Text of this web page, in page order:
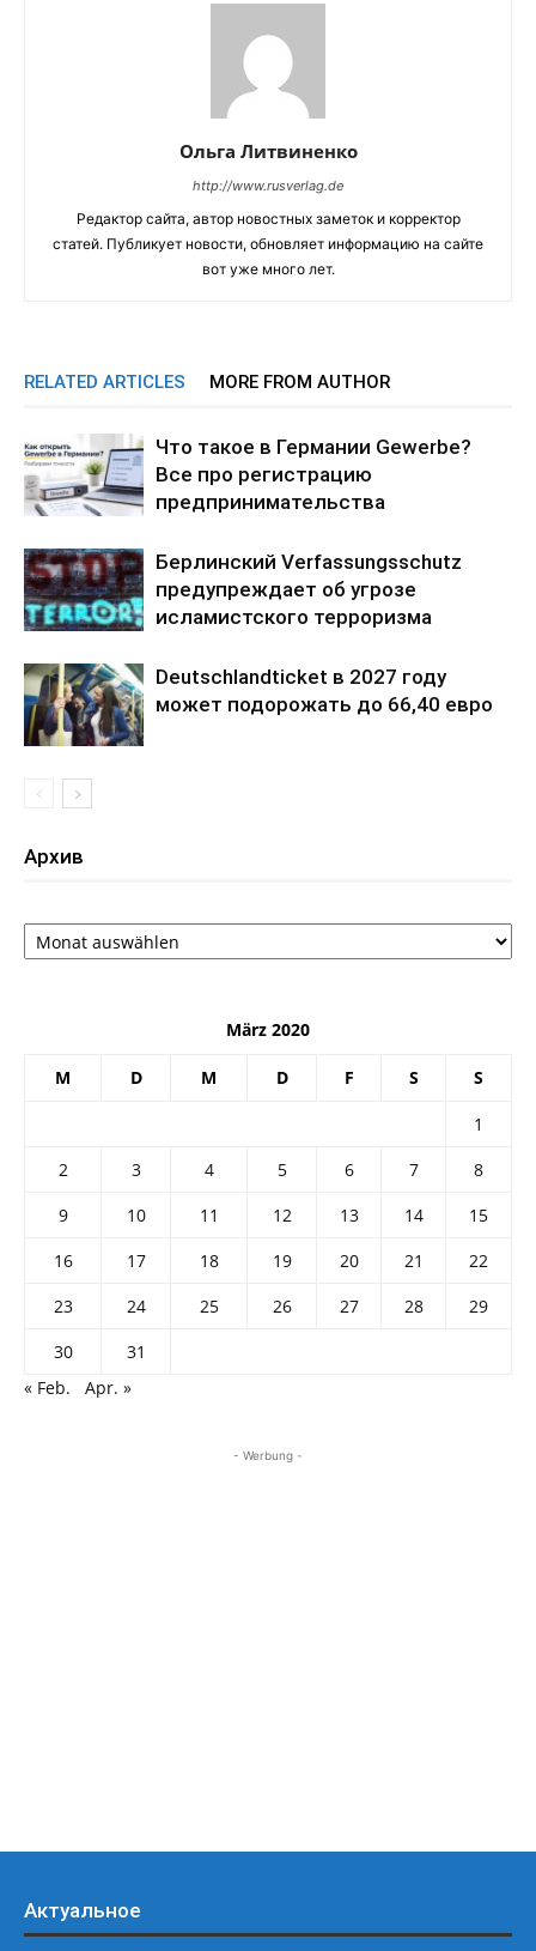
Ольга Литвиненко
http://www.rusverlag.de
Редактор сайта, автор новостных заметок и корректор
статей. Публикует новости, обновляет информацию на сайте
вот уже много лет.
RELATED ARTICLES MORE FROM AUTHOR
Что такое в Германии Gewerbe?
Все про регистрацию
предпринимательства
Берлинский Verfassungsschutz
предупреждает об угрозе
исламистского терроризма
Deutschlandticket в 2027 году
может подорожать до 66,40 евро
Архив
Архив
März 2020
M D M D F S S
1
2
3 4 5 6 7
8
9
10 11 12 13 14
15
16
17 18 19 20 21
22
23
24 25 26 27 28
29
30
31
« Feb.
Apr. »
- Werbung -
Актуальное